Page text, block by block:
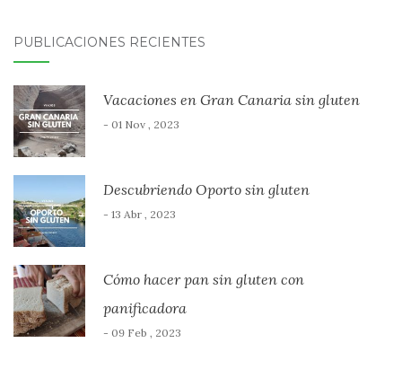
PUBLICACIONES RECIENTES
Vacaciones en Gran Canaria sin gluten
- 01 Nov , 2023
Descubriendo Oporto sin gluten
- 13 Abr , 2023
Cómo hacer pan sin gluten con
panificadora
- 09 Feb , 2023